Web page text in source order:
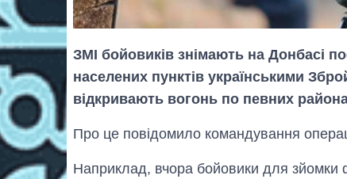
ЗМІ бойовиків знімають на Донбасі
населених пунктів українськими
відкривають вогонь по певних
Про це повідомило командування
Наприклад, вчора бойовики для зйомки